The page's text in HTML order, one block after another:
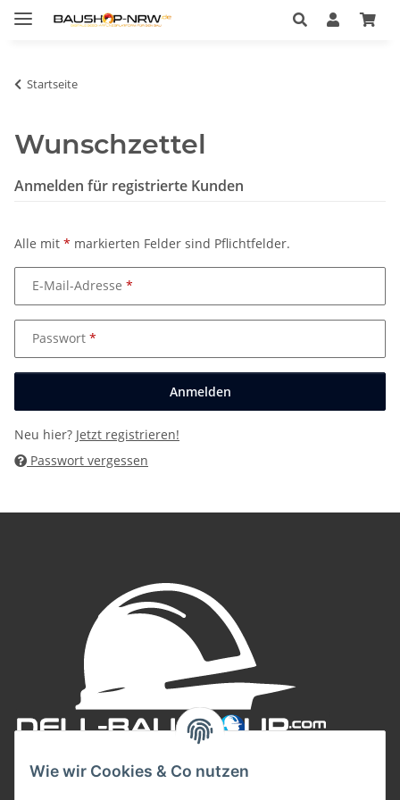
Wie wir Cookies & Co nutzen
Startseite
Wunschzettel
Anmelden für registrierte Kunden
Alle mit * markierten Felder sind Pflichtfelder.
E-Mail-Adresse
Passwort
Anmelden
Neu hier? Jetzt registrieren!
Passwort vergessen